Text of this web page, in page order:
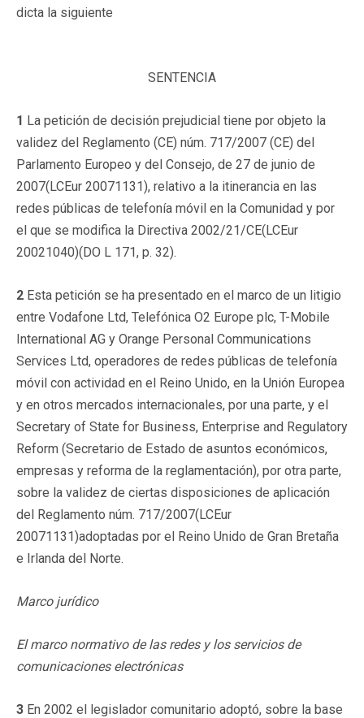
dicta la siguiente
SENTENCIA
1 La petición de decisión prejudicial tiene por objeto la
validez del Reglamento (CE) núm. 717/2007 (CE) del
Parlamento Europeo y del Consejo, de 27 de junio de
2007(LCEur 20071131), relativo a la itinerancia en las
redes públicas de telefonía móvil en la Comunidad y por
el que se modifica la Directiva 2002/21/CE(LCEur
20021040)(DO L 171, p. 32).
2 Esta petición se ha presentado en el marco de un litigio
entre Vodafone Ltd, Telefónica O2 Europe plc, T-Mobile
International AG y Orange Personal Communications
Services Ltd, operadores de redes públicas de telefonía
móvil con actividad en el Reino Unido, en la Unión Europea
y en otros mercados internacionales, por una parte, y el
Secretary of State for Business, Enterprise and Regulatory
Reform (Secretario de Estado de asuntos económicos,
empresas y reforma de la reglamentación), por otra parte,
sobre la validez de ciertas disposiciones de aplicación
del Reglamento núm. 717/2007(LCEur
20071131)adoptadas por el Reino Unido de Gran Bretaña
e Irlanda del Norte.
Marco jurídico
El marco normativo de las redes y los servicios de
comunicaciones electrónicas
3 En 2002 el legislador comunitario adoptó, sobre la base